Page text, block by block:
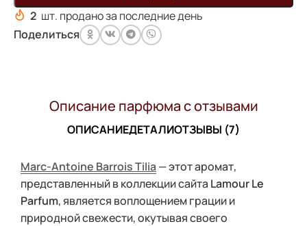
2 шт. продано за последние день
Поделиться
Описание парфюма с отзывами
ОПИСАНИЕДЕТАЛИОТЗЫВЫ (7)
Marc-Antoine Barrois Tilia— этот аромат,
представленный в коллекции сайта Lamour Le
Parfum, является воплощением грации и
природной свежести, окутывая своего